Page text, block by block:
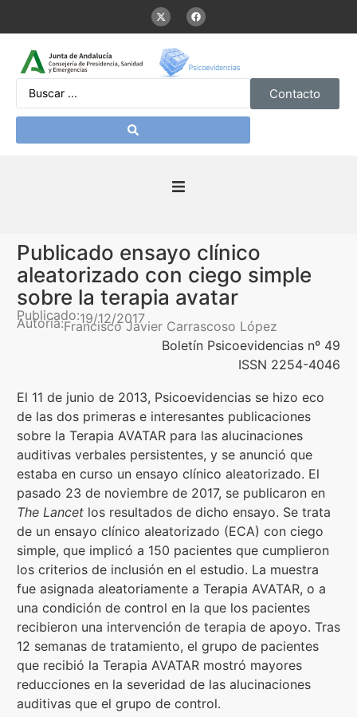
Contacto
Presentación
De interés
Contenidos Psicoevidencias
Formación
Boletín
Publicado ensayo clínico
aleatorizado con ciego simple
sobre la terapia avatar
Publicado:19/12/2017
Autoría:Francisco Javier Carrascoso López
Boletín Psicoevidencias nº 49
ISSN 2254-4046
El 11 de junio de 2013, Psicoevidencias se hizo eco
de las dos primeras e interesantes publicaciones
sobre la Terapia AVATAR para las alucinaciones
auditivas verbales persistentes, y se anunció que
estaba en curso un ensayo clínico aleatorizado. El
pasado 23 de noviembre de 2017, se publicaron en
The Lancet los resultados de dicho ensayo. Se trata
de un ensayo clínico aleatorizado (ECA) con ciego
simple, que implicó a 150 pacientes que cumplieron
los criterios de inclusión en el estudio. La muestra
fue asignada aleatoriamente a Terapia AVATAR, o a
una condición de control en la que los pacientes
recibieron una intervención de terapia de apoyo. Tras
12 semanas de tratamiento, el grupo de pacientes
que recibió la Terapia AVATAR mostró mayores
reducciones en la severidad de las alucinaciones
auditivas que el grupo de control.